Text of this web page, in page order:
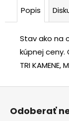
Popis
Stav ako na
kúpnej ceny.
TRI
Z
Odoberať